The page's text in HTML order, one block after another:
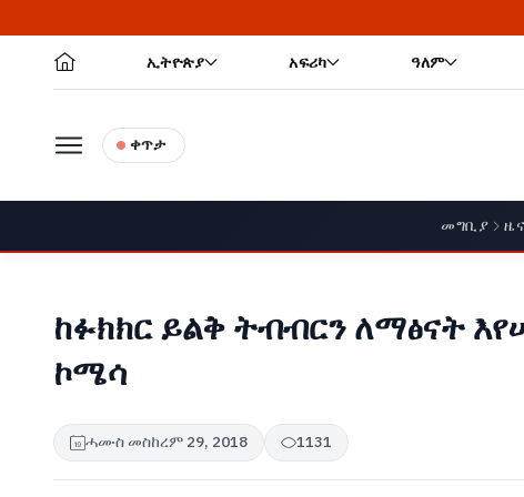
ኢትዮጵያ አፍሪካ ዓለም
ቀጥታ
መግቢያ ዜና
ከፉክክር ይልቅ ትብብርን ለማፅናት
ኮሜሳ
ሓሙስ መስከረም 29, 2018 1131